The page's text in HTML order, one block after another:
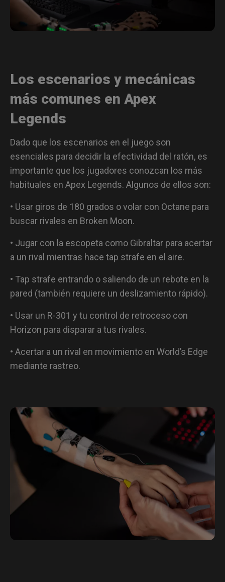
Los escenarios y mecánicas
más comunes en Apex
Legends
Dado que los escenarios en el juego son
esenciales para decidir la efectividad del ratón, es
importante que los jugadores conozcan los más
habituales en Apex Legends. Algunos de ellos son:
• Usar giros de 180 grados o volar con Octane para
buscar rivales en Broken Moon.
• Jugar con la escopeta como Gibraltar para acertar
a un rival mientras hace tap strafe en el aire.
• Tap strafe entrando o saliendo de un rebote en la
pared (también requiere un deslizamiento rápido).
• Usar un R-301 y tu control de retroceso con
Horizon para disparar a tus rivales.
• Acertar a un rival en movimiento en World’s Edge
mediante rastreo.